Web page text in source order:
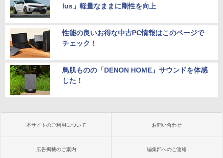
lus」軽量なままに剛性を向上
性能の良いお得な中古PC情報はこのページで
チェック！
鳥肌ものの「DENON HOME」サウンドを体感
した！
本サイトのご利用について お問い合わせ
広告掲載のご案内 編集部へのご連絡